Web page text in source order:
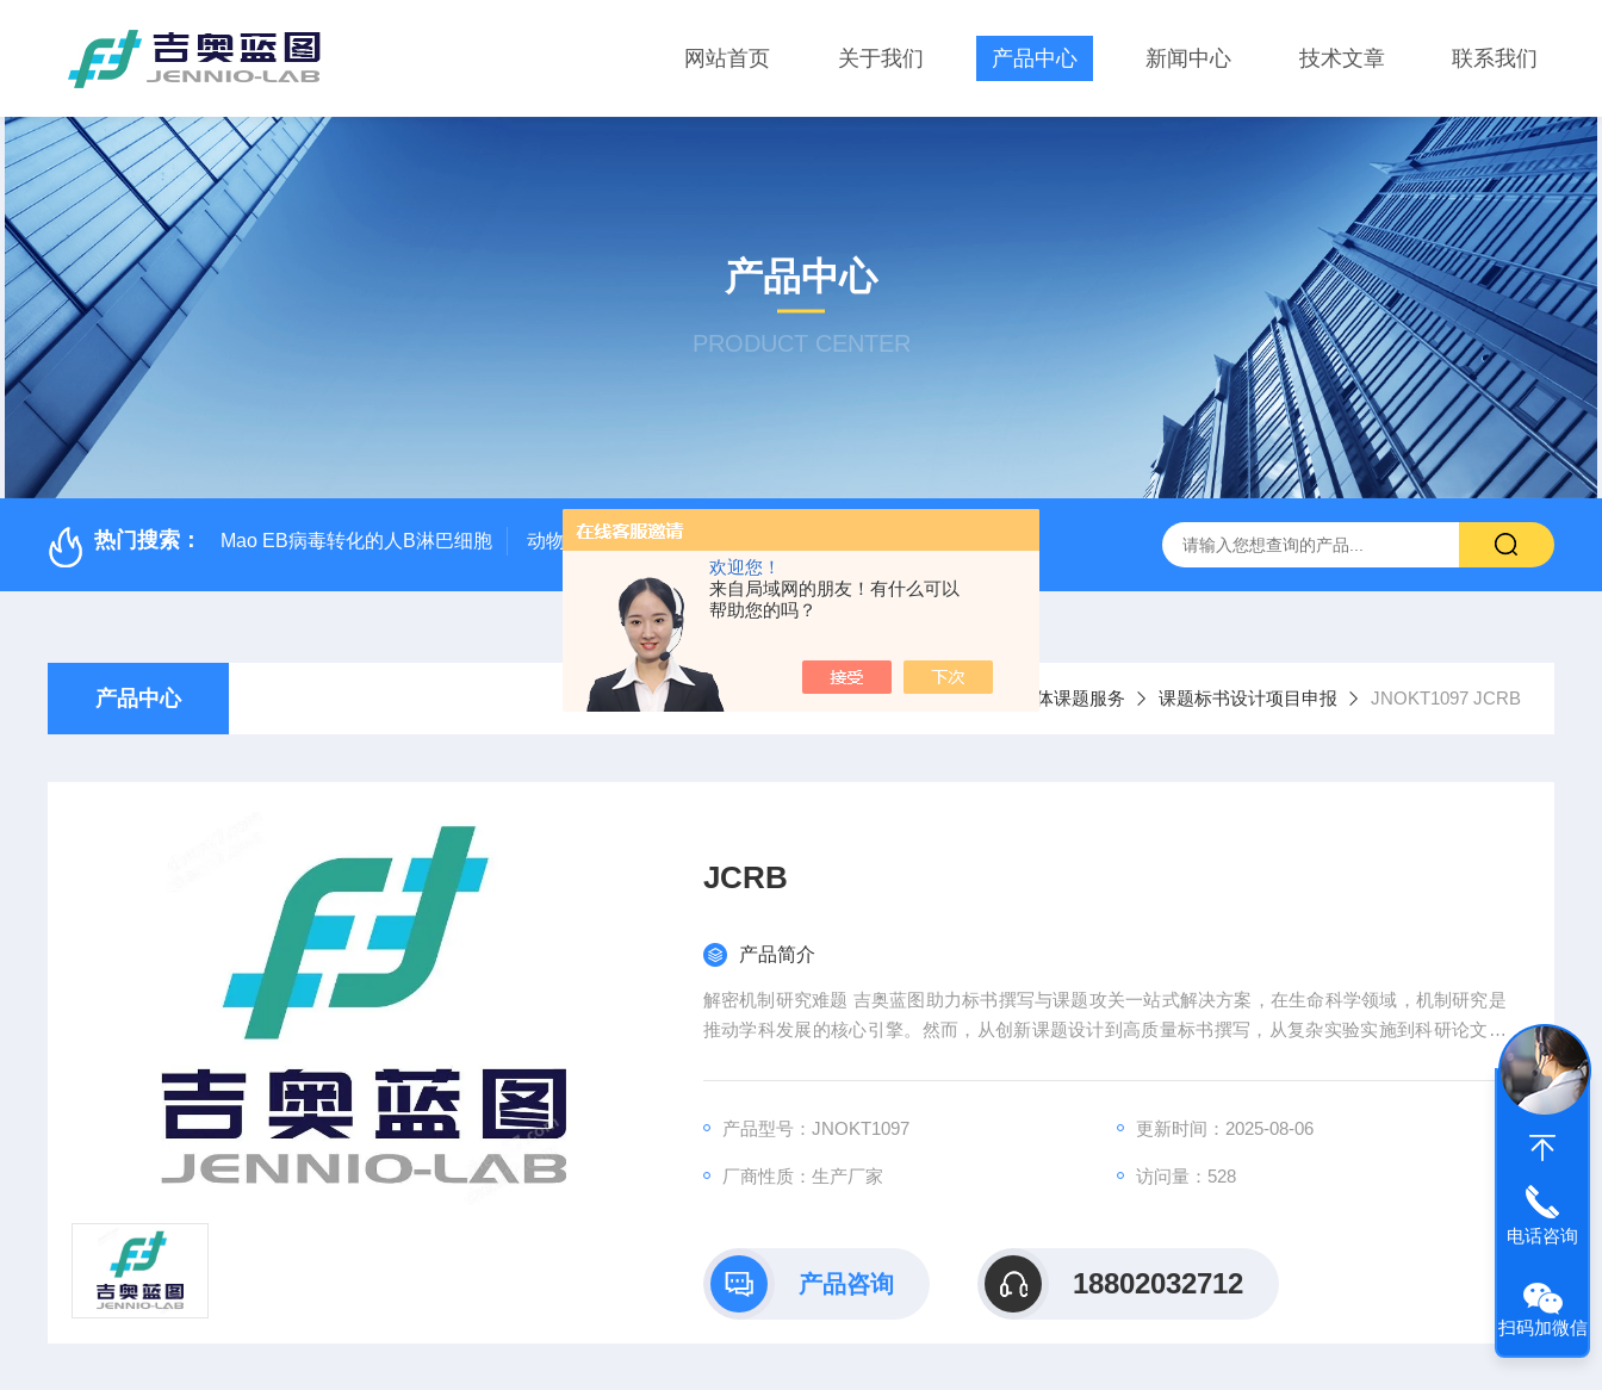
欢迎您！
来自局域网的朋友！有什么可以
帮助您的吗？
网站首页 关于我们 产品中心 新闻中心 技术文章 联系我们
产品中心
PRODUCT CENTER
热门搜索： Mao EB病毒转化的人B淋巴细胞 动物实验外包 北京 人源肿瘤组织异种移植（PDX）小鼠模型 流式实验外包
产品中心 当前位置：首页 产品中心 整体课题服务 课题标书设计项目申报 JNOKT1097 JCRB
JCRB
产品简介
解密机制研究难题 吉奥蓝图助力标书撰写与课题攻关一站式解决方案，在生命科学领域，机制研究是
推动学科发展的核心引擎。然而，从创新课题设计到高质量标书撰写，从复杂实验实施到科研论文转
化，研究者常面临三大难题：创新方向模糊、技术实现困难、成果转化乏力。吉奥蓝图（JENNIO-LA
B）依托全链式科研平台与十年深耕经验，推出"机制研究课题全周期赋能计划"，为科研工作者提供从
理论创新到数据落地的完整解决方案。
产品型号：JNOKT1097 更新时间：2025-08-06
厂商性质：生产厂家 访问量：528
产品咨询 18802032712
电话咨询
扫码加微信